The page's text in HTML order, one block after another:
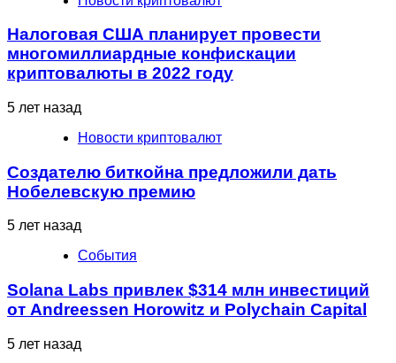
Налоговая США планирует провести
многомиллиардные конфискации
криптовалюты в 2022 году
5 лет назад
Новости криптовалют
Создателю биткойна предложили дать
Нобелевскую премию
5 лет назад
События
Solana Labs привлек $314 млн инвестиций
от Andreessen Horowitz и Polychain Capital
5 лет назад